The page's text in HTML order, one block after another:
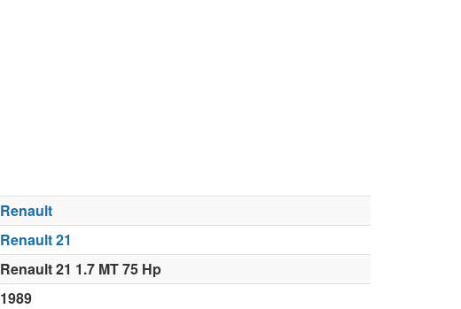
Renault
Renault 21
Renault 21 1.7 MT 75 Hp
1989